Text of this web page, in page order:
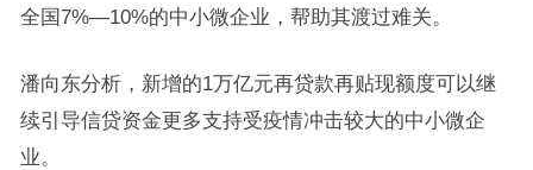
全国7%—10%的中小微企业，帮助其渡过难关。
潘向东分析，新增的1万亿元再贷款再贴现额度可以继
续引导信贷资金更多支持受疫情冲击较大的中小微企
业。